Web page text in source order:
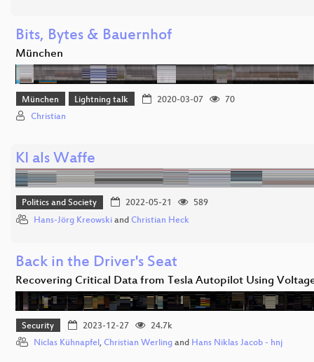
Bits, Bytes & Bauernhof
München
München Lightning talk 2020-03-07
70
Christian
KI als Waffe
Politics and Society 2022-05-21
589
Hans-Jörg Kreowski and Christian Heck
Back in the Driver's Seat
Recovering Critical Data from Tesla Autopilot Using
Security 2023-12-27
24.7k
Niclas Kühnapfel, Christian Werling and Hans Niklas Jacob - hnj